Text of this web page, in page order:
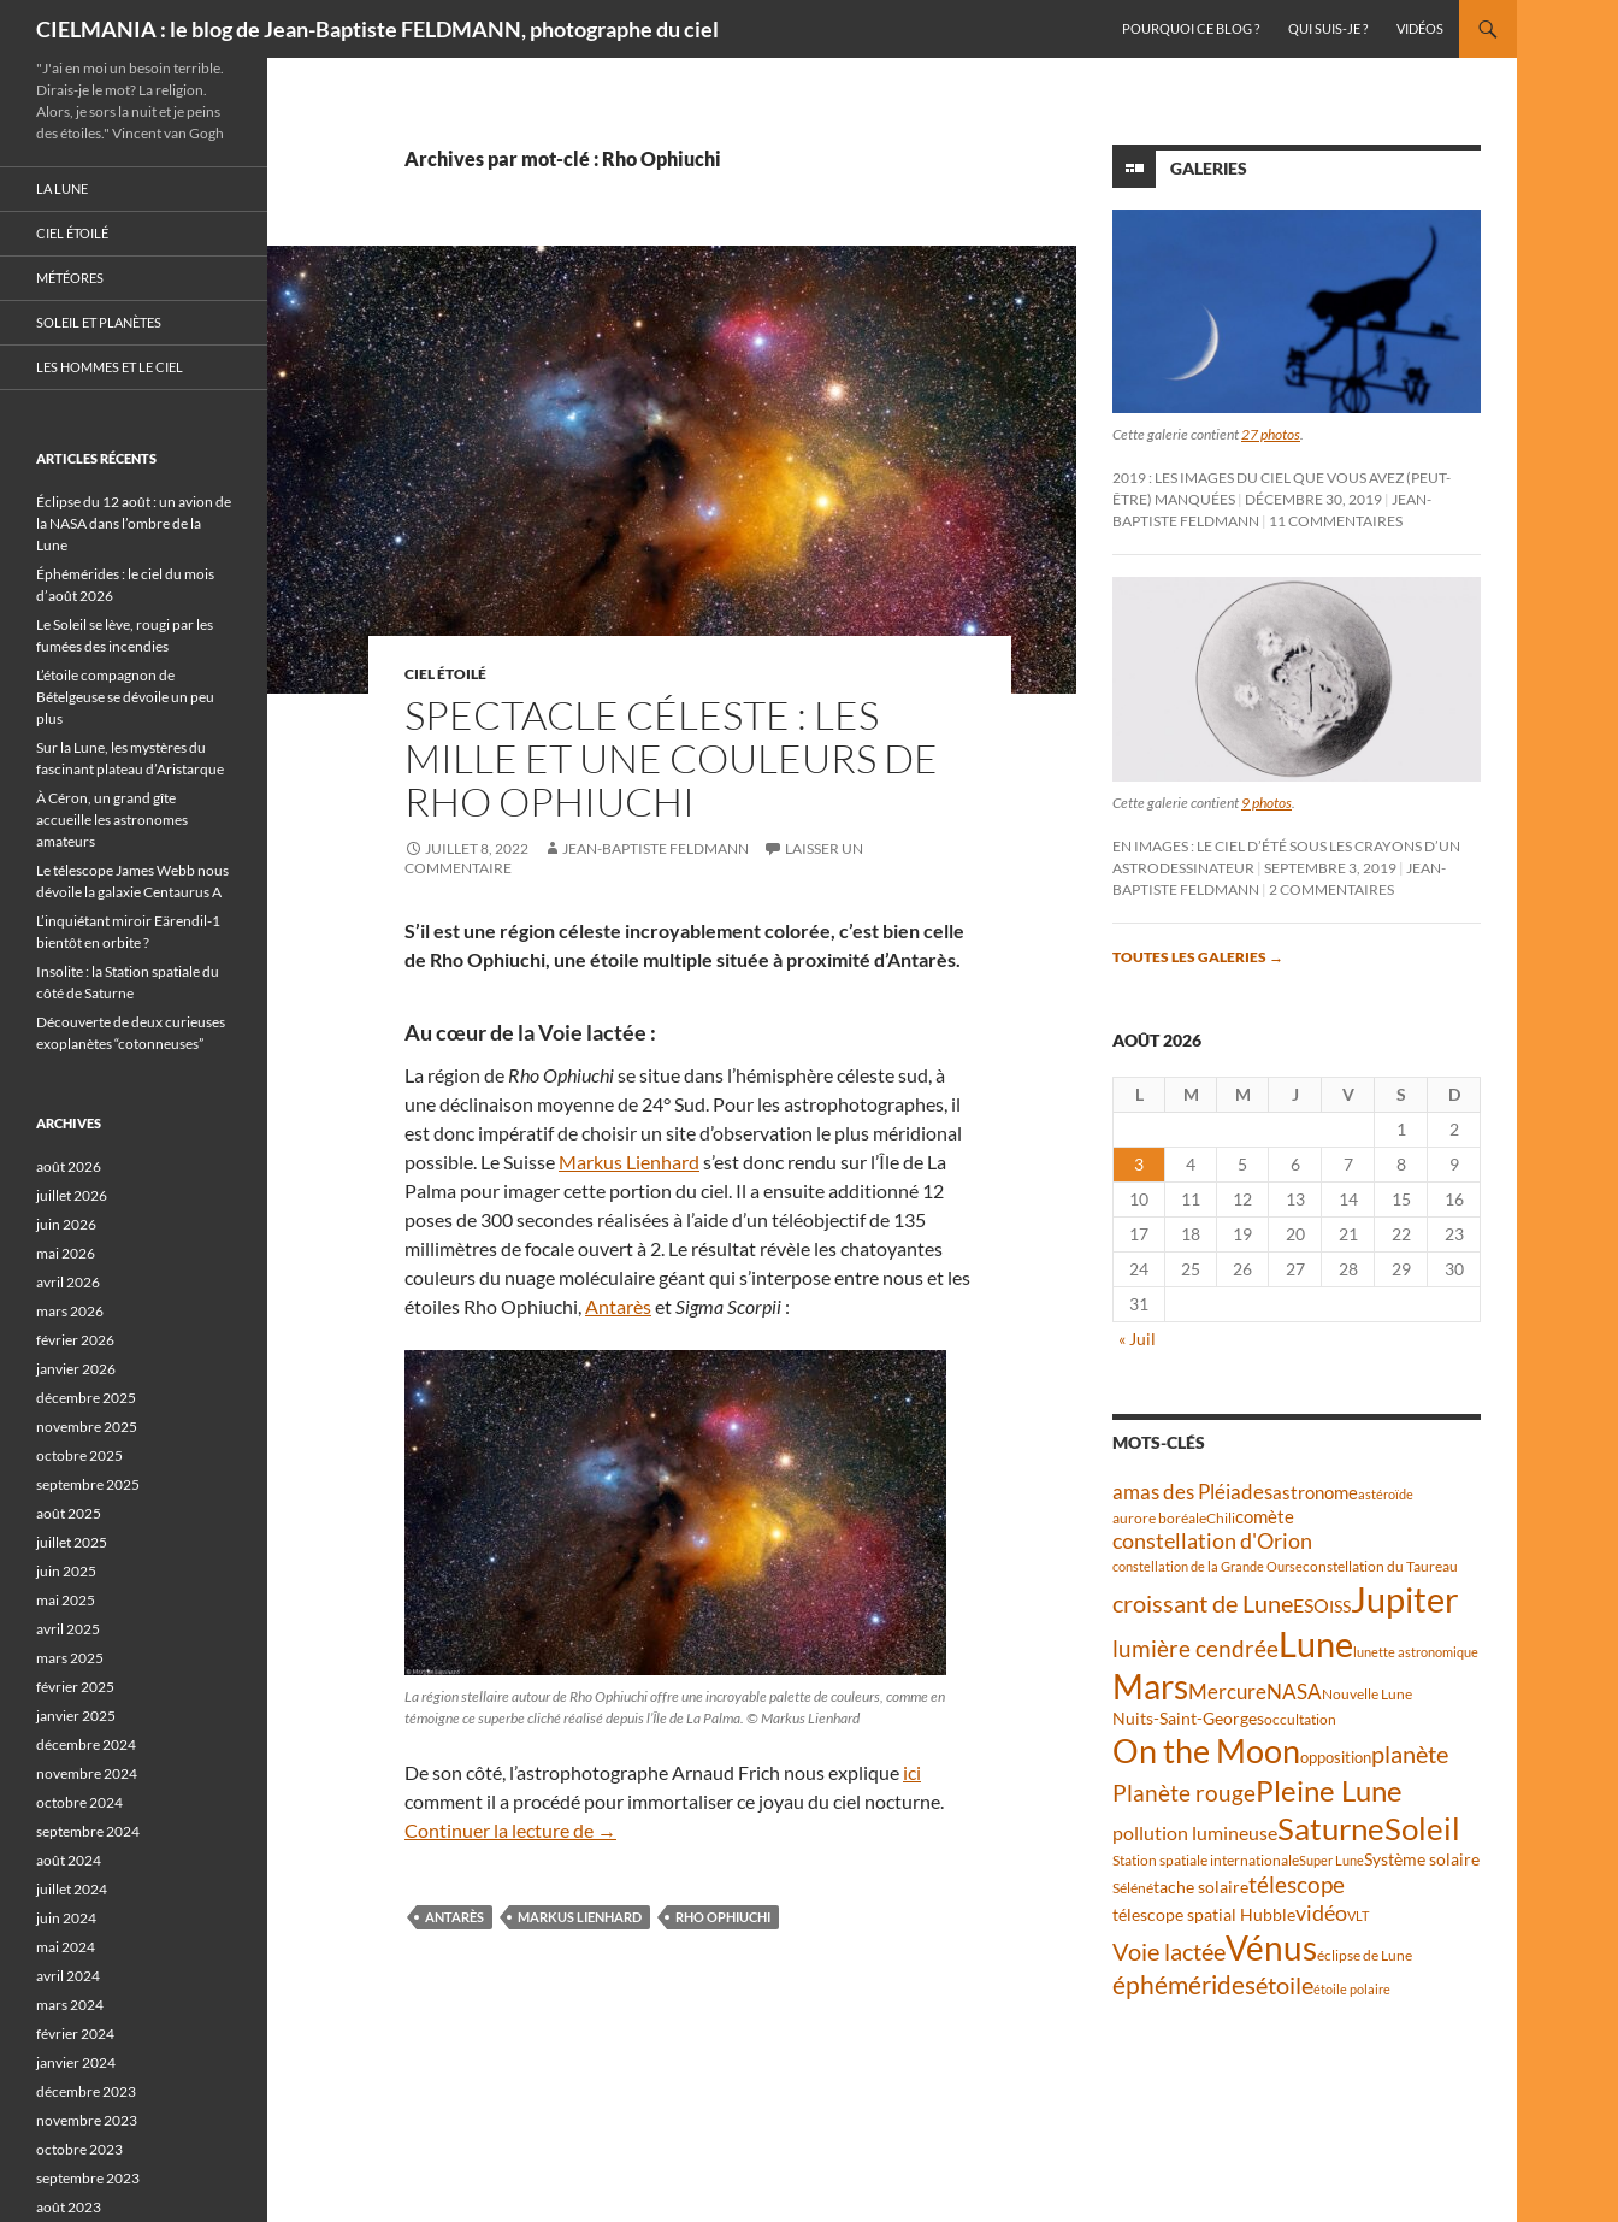
CIELMANIA : le blog de Jean-Baptiste FELDMANN, photographe du ciel
POURQUOI CE BLOG ?
QUI SUIS-JE ? VIDÉOS
Archives par mot-clé : Rho Ophiuchi
CIEL ÉTOILÉ
SPECTACLE CÉLESTE : LES
MILLE ET UNE COULEURS DE
RHO OPHIUCHI
JUILLET 8, 2022 JEAN-BAPTISTE FELDMANN
LAISSER UN
COMMENTAIRE
S’il est une région céleste incroyablement colorée, c’est bien celle
de Rho Ophiuchi, une étoile multiple située à proximité d’Antarès.
Au cœur de la Voie lactée :
La région de Rho Ophiuchise situe dans l’hémisphère céleste sud, à
une déclinaison moyenne de 24° Sud. Pour les astrophotographes, il
est donc impératif de choisir un site d’observation le plus méridional
possible. Le Suisse Markus Lienhard s’est donc rendu sur l’Île de La
Palma pour imager cette portion du ciel. Il a ensuite additionné 12
poses de 300 secondes réalisées à l’aide d’un téléobjectif de 135
millimètres de focale ouvert à 2. Le résultat révèle les chatoyantes
couleurs du nuage moléculaire géant qui s’interpose entre nous et les
étoiles Rho Ophiuchi,AntarèsetSigma Scorpii :
La région stellaire autour de Rho Ophiuchi offre une incroyable palette de couleurs, comme en
témoigne ce superbe cliché réalisé depuis l’Île de La Palma. © Markus Lienhard
De son côté, l’astrophotographe Arnaud Frich nous explique ici
comment il a procédé pour immortaliser ce joyau du ciel nocturne.
Continuer la lecture de Spectacle céleste : les mille et une couleurs de Rho Ophiuchi
→
ANTARÈS MARKUS LIENHARD RHO OPHIUCHI
GALERIES
Cette galerie contient27 photos.
2019 : LES IMAGES DU CIEL QUE VOUS AVEZ (PEUT-
ÊTRE) MANQUÉES DÉCEMBRE 30, 2019 JEAN-
BAPTISTE FELDMANN
11 COMMENTAIRES
Cette galerie contient 9 photos
EN IMAGES : LE CIEL D’ÉTÉ SOUS LES CRAYONS D’UN
ASTRODESSINATEUR SEPTEMBRE 3, 2019
JEAN-
BAPTISTE FELDMANN
2 COMMENTAIRES
TOUTES LES GALERIES →
AOÛT 2026
L M M J V S
D
1
2
3
4 5 6 7 8
9
10
11 12 13 14 15
16
17
18 19 20 21 22
23
24
25 26 27 28 29
30
31
« Juil
MOTS-CLÉS
amas des Pléiadesastronomeastéroïde
aurore boréaleChilicomète
constellation d'Orion
constellation de la Grande Ourseconstellation du Taureau
croissant de LuneESOISSJupiter
lumière cendréeLunelunette astronomique
MarsMercureNASANouvelle Lune
Nuits-Saint-Georgesoccultation
On the Moonoppositionplanète
Planète rougePleine Lune
pollution lumineuseSaturneSoleil
Station spatiale internationaleSuper LuneSystème solaire
Sélénétache solairetélescope
télescope spatial HubblevidéoVLT
Voie lactéeVénuséclipse de Lune
éphéméridesétoileétoile polaire
"J'ai en moi un besoin terrible.
Dirais-je le mot? La religion.
Alors, je sors la nuit et je peins
des étoiles." Vincent van Gogh
LA LUNE
CIEL ÉTOILÉ
MÉTÉORES
SOLEIL ET PLANÈTES
LES HOMMES ET LE CIEL
ARTICLES RÉCENTS
Éclipse du 12 août : un avion de
la NASA dans l’ombre de la
Lune
Éphémérides : le ciel du mois
d’août 2026
Le Soleil se lève, rougi par les
fumées des incendies
L’étoile compagnon de
Bételgeuse se dévoile un peu
plus
Sur la Lune, les mystères du
fascinant plateau d’Aristarque
À Céron, un grand gîte
accueille les astronomes
amateurs
Le télescope James Webb nous
dévoile la galaxie Centaurus A
L’inquiétant miroir Eärendil-1
bientôt en orbite ?
Insolite : la Station spatiale du
côté de Saturne
Découverte de deux curieuses
exoplanètes “cotonneuses”
ARCHIVES
août 2026
juillet 2026
juin 2026
mai 2026
avril 2026
mars 2026
février 2026
janvier 2026
décembre 2025
novembre 2025
octobre 2025
septembre 2025
août 2025
juillet 2025
juin 2025
mai 2025
avril 2025
mars 2025
février 2025
janvier 2025
décembre 2024
novembre 2024
octobre 2024
septembre 2024
août 2024
juillet 2024
juin 2024
mai 2024
avril 2024
mars 2024
février 2024
janvier 2024
décembre 2023
novembre 2023
octobre 2023
septembre 2023
août 2023